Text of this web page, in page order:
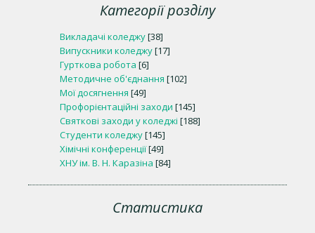
Категорії розділу
Викладачі коледжу[38]
Випускники коледжу[17]
Гурткова робота [6]
Методичне об'єднання [102]
Мої досягнення [49]
Профорієнтаційні заходи [145]
Святкові заходи у коледжі [188]
Студенти коледжу[145]
Хімічні конференції[49]
ХНУ ім. В. Н. Каразіна [84]
Статистика